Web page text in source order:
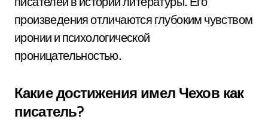
произведения отличаются глубоким чувством
иронии и психологической
проницательностью.
Какие достижения имел Чехов как
писатель?